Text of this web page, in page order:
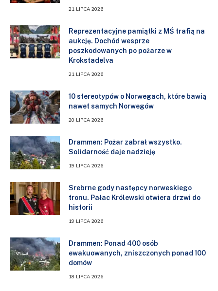
21 LIPCA 2026
Reprezentacyjne pamiątki z MŚ trafią na
aukcję. Dochód wesprze
poszkodowanych po pożarze w
Krokstadelva
21 LIPCA 2026
10 stereotypów o Norwegach, które bawią
nawet samych Norwegów
20 LIPCA 2026
Drammen: Pożar zabrał wszystko.
Solidarność daje nadzieję
19 LIPCA 2026
Srebrne gody następcy norweskiego
tronu. Pałac Królewski otwiera drzwi do
historii
19 LIPCA 2026
Drammen: Ponad 400 osób
ewakuowanych, zniszczonych ponad 100
domów
18 LIPCA 2026